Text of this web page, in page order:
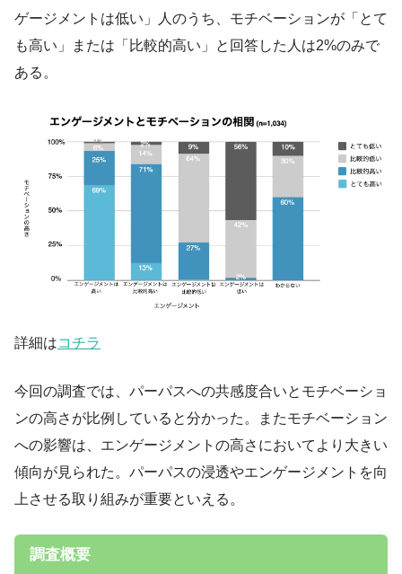
ゲージメントは低い」人のうち、モチベーションが「とて
も高い」または「比較的高い」と回答した人は2%のみで
ある。
詳細はコチラ
今回の調査では、パーパスへの共感度合いとモチベーショ
ンの高さが比例していると分かった。またモチベーション
への影響は、エンゲージメントの高さにおいてより大きい
傾向が見られた。パーパスの浸透やエンゲージメントを向
上させる取り組みが重要といえる。
調査概要